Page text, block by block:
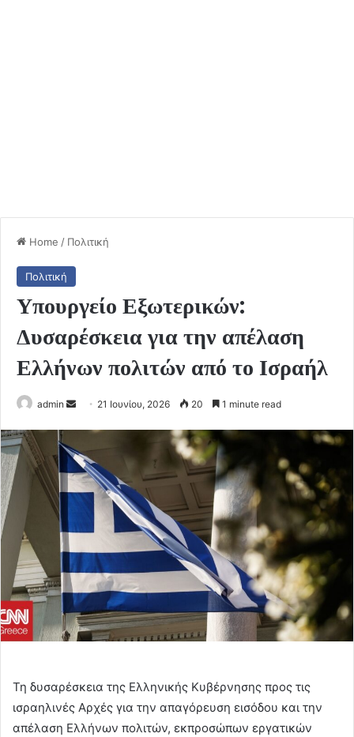
Home / Πολιτική
Πολιτική
Υπουργείο Εξωτερικών:
Δυσαρέσκεια για την απέλαση
Ελλήνων πολιτών από το Ισραήλ
admin
Send 21 Ιουνίου, 2026 20 1 minute read
Τη δυσαρέσκεια της Ελληνικής Κυβέρνησης προς τις
ισραηλινές Αρχές για την απαγόρευση εισόδου και την
απέλαση Ελλήνων πολιτών, εκπροσώπων εργατικών